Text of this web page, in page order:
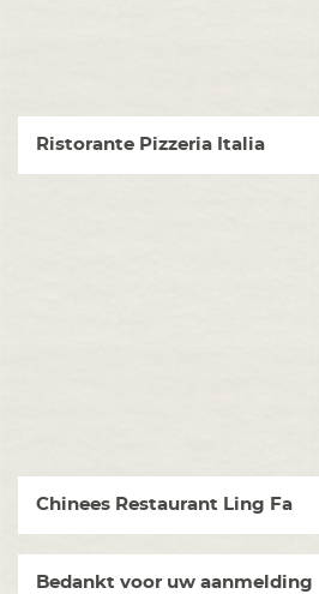
Ristorante Pizzeria Italia
Chinees Restaurant Ling Fa
Bedankt voor uw aanmelding